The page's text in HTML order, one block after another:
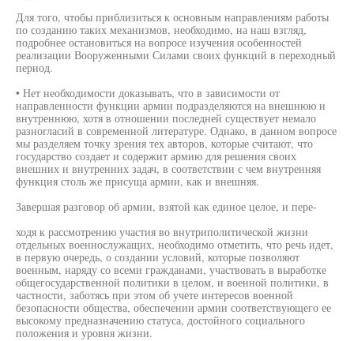
Для того, чтобы приблизиться к основным направлениям работы
по созданию таких механизмов, необходимо, на наш взгляд,
подробнее остановиться на вопросе изучения особенностей
реализации Вооруженными Силами своих функций в переходный
период.
• Нет необходимости доказывать, что в зависимости от
направленности функции армии подразделяются на внешнюю и
внутреннюю, хотя в отношении последней существует немало
разногласий в современной литературе. Однако, в данном вопросе
мы разделяем точку зрения тех авторов, которые считают, что
государство создает и содержит армию для решения своих
внешних и внутренних задач, в соответствии с чем внутренняя
функция столь же присуща армии, как и внешняя.
Завершая разговор об армии, взятой как единое целое, и пере-
ходя к рассмотрению участия во внутриполитической жизни
отдельных военнослужащих, необходимо отметить, что речь идет,
в первую очередь, о создании условий, которые позволяют
военным, наряду со всеми гражданами, участвовать в выработке
общегосударственной политики в целом, и военной политики, в
частности, заботясь при этом об учете интересов военной
безопасности общества, обеспечении армии соответствующего ее
высокому предназначению статуса, достойного социального
положения и уровня жизни.